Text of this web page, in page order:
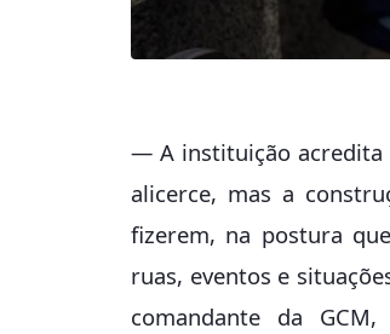
— A instituição acredita
alicerce, mas a
fizerem, na postura
ruas, eventos e
comandante da